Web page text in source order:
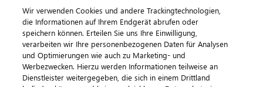
Wir verwenden Cookies und andere Trackingtechnologien,
die Informationen auf Ihrem Endgerät abrufen oder
speichern können. Erteilen Sie uns Ihre Einwilligung,
verarbeiten wir Ihre personenbezogenen Daten für Analysen
und Optimierungen wie auch zu Marketing- und
Werbezwecken. Hierzu werden Informationen teilweise an
Dienstleister weitergegeben, die sich in einem Drittland